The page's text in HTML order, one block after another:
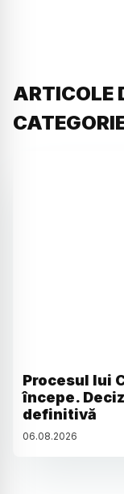
ARTICOLE
Procesul lui
începe.
definitivă
06.08.2026